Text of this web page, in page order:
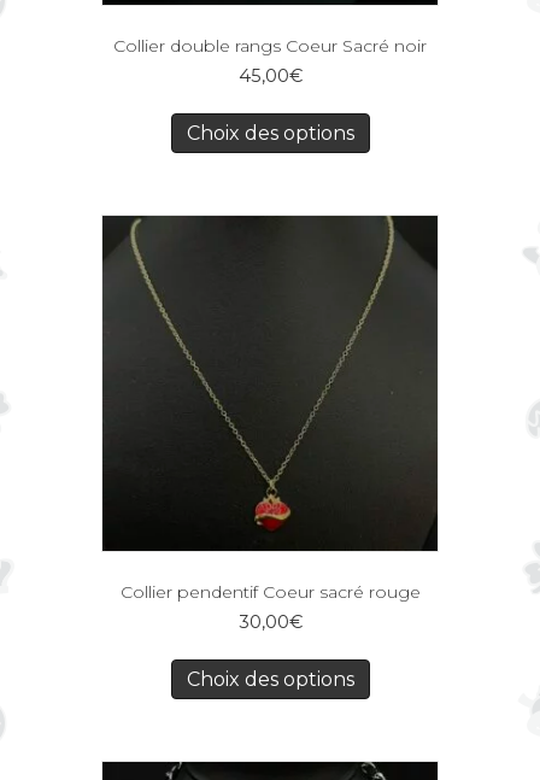
Collier double rangs Coeur Sacré noir
45,00€
Choix des options
Collier pendentif Coeur sacré rouge
30,00€
Choix des options